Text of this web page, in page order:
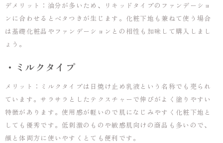
デメリット：油分が多いため、リキッドタイプのファンデーショ
ンに合わせるとベタつきが生じます。化粧下地も兼ねて使う場合
は基礎化粧品やファンデーションとの相性も加味して購入しまし
ょう。
・ミルクタイプ
メリット：ミルクタイプは日焼け止め乳液という名称でも売られ
ています。サラサラとしたテクスチャーで伸びがよく塗りやすい
特徴があります。使用感が軽いので肌になじみやすく化粧下地と
しても優秀です。低刺激のものや敏感肌向けの商品も多いので、
顔と体両方に使いやすくとても便利です。